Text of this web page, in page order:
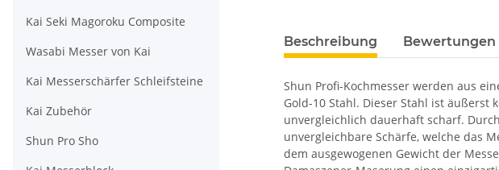
Beschreibung Bewertungen
Shun Profi-Kochmesser werden aus
Gold-10 Stahl. Dieser Stahl ist äußerst
unvergleichlich dauerhaft scharf.
unvergleichbare Schärfe, welche das
dem ausgewogenen Gewicht der
Kai Seki Magoroku Composite
Wasabi Messer von Kai
Kai Messerschärfer Schleifsteine
Kai Zubehör
Shun Pro Sho